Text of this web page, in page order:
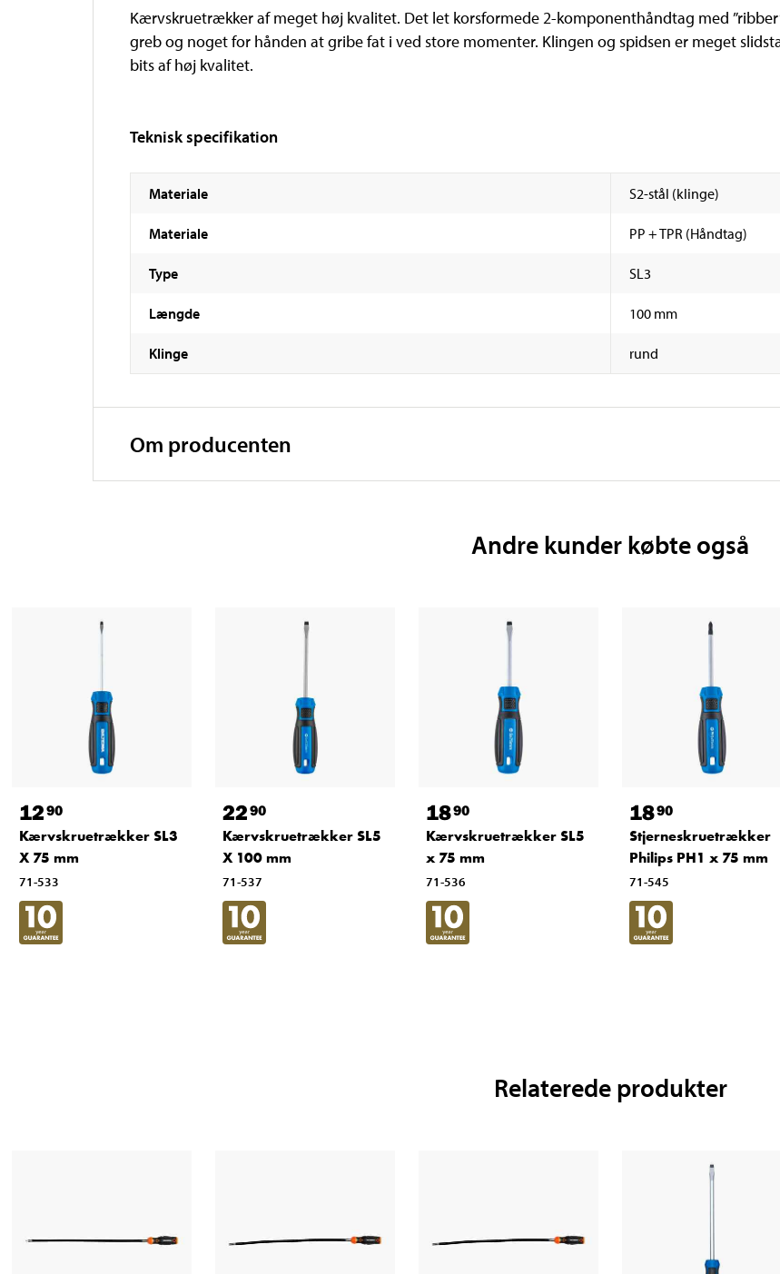
Kærvskruetrækker af meget høj kvalitet. Det let korsformede 2-komponenthåndtag med
greb og noget for hånden at gribe fat i ved store momenter. Klingen og spidsen er meget
bits af høj kvalitet.
Teknisk specifikation
Materiale S2-stål (klinge)
Materiale PP + TPR (Håndtag)
Type SL3
Længde 100 mm
Klinge rund
Om producenten
Andre kunder købte også
1290
Kærvskruetrækker SL3
X 75 mm
71-533
2290
Kærvskruetrækker SL5
X 100 mm
71-537
1890
Kærvskruetrækker SL5
x 75 mm
71-536
1890
Stjerneskruetrækker
Philips PH1 x 75 mm
71-545
Relaterede produkter